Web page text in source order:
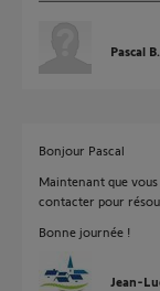
Pascal B.
Bonjour Pascal
Maintenant que
contacter pour
Bonne journée !
Jean-